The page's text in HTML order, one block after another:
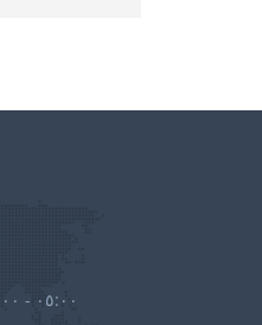
VII-IV, 0-24 h VI, ٠٥:٠٠ - ٢٣:٠٠